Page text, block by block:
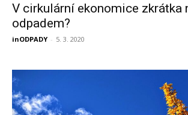
V cirkulární ekonomice zkrátka
odpadem?
inODPADY - 5. 3. 2020